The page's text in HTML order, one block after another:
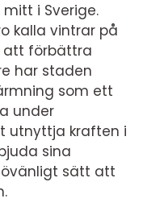
i Sverige.
kalla vintrar på
att förbättra
har staden
som ett
under
utnyttja kraften i
sina
sätt att